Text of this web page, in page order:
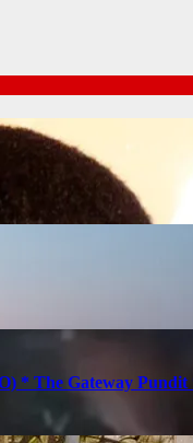
* The Gateway